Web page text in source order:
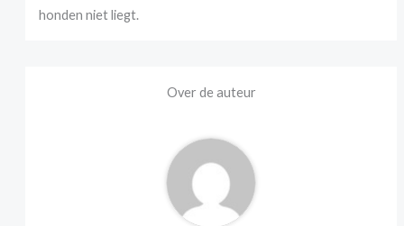
honden niet liegt.
Over de auteur